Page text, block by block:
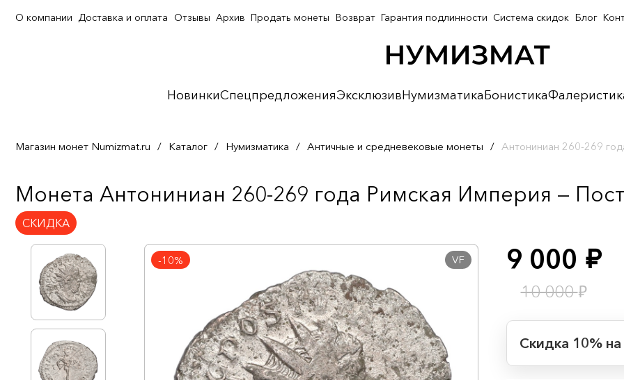
НовинкиСпецпредложенияЭксклюзивНумизматикаБонистика
О компании Доставка и оплата Отзывы Архив Продать монеты Возврат Гарантия подлинности Система скидок Блог
Магазин монет Numizmat.ru / Каталог / Нумизматика / Античные и средневековые монеты / Антониниан 260-269
Монета Антониниан 260-269 года Римская Империя —
СКИДКА
-10% VF 9 000 руб.
10 000₽
Скидка 10%